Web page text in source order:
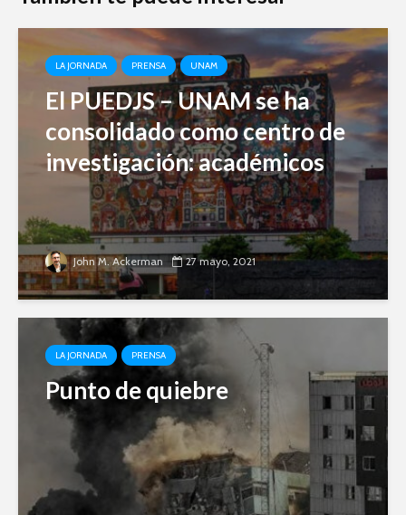
LA JORNADA PRENSA UNAM
El PUEDJS – UNAM se ha
consolidado como centro de
investigación: académicos
John M. Ackerman 27 mayo, 2021
LA JORNADA PRENSA
Punto de quiebre